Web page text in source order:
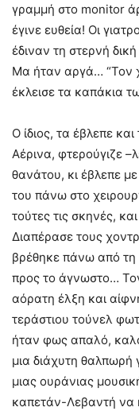
γραμμή στο monitor
έγινε ευθεία! Οι
έδιναν τη στερνή
Μα ήταν αργά… “Τον
έκλεισε τα καπάκια
Ο ίδιος, τα έβλεπε
Αέρινα, φτερούγιζε
θανάτου, κι έβλεπε
του πάνω στο
τούτες τις σκηνές,
Διαπέρασε τους
βρέθηκε πάνω από τη
προς το άγνωστο…
αόρατη έλξη και
τεράστιου τούνελ
ήταν φως απαλό,
μια διάχυτη θαλπωρή
μιας ουράνιας
καπετάν-Λεβαντή να